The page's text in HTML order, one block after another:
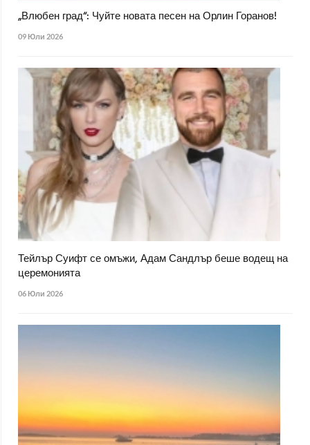
„Влюбен град“: Чуйте новата песен на Орлин Горанов!
09 Юли 2026
Тейлър Суифт се омъжи, Адам Сандлър беше водещ на
церемонията
06 Юли 2026